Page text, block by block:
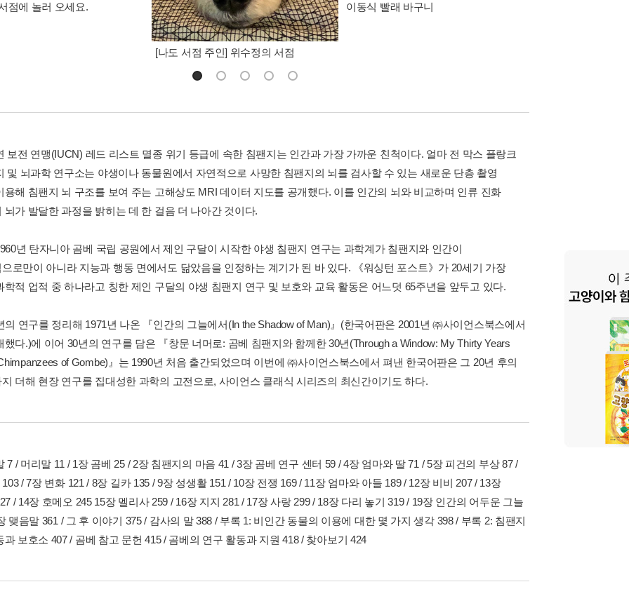
점에 놀러 오세요.
[나도 서점 주인] 위수정의 서점
이동식 빨래 바구니
보전 연맹(IUCN) 레드 리스트 멸종 위기 등급에 속한 침팬지는 인간과 가장 가까운 친척이다. 얼마 전 막스 플랑크
및 뇌과학 연구소는 야생이나 동물원에서 자연적으로 사망한 침팬지의 뇌를 검사할 수 있는 새로운 단층 촬영
용해 침팬지 뇌 구조를 보여 주는 고해상도 MRI 데이터 지도를 공개했다. 이를 인간의 뇌와 비교하며 인류 진화
뇌가 발달한 과정을 밝히는 데 한 걸음 더 나아간 것이다.
년 탄자니아 곰베 국립 공원에서 제인 구달이 시작한 야생 침팬지 연구는 과학계가 침팬지와 인간이
로만이 아니라 지능과 행동 면에서도 닮았음을 인정하는 계기가 된 바 있다. 《워싱턴 포스트》가 20세기 가장
학적 업적 중 하나라고 칭한 제인 구달의 야생 침팬지 연구 및 보호와 교육 활동은 어느덧 65주년을 앞두고 있다.
의 연구를 정리해 1971년 나온 『인간의 그늘에서(In the Shadow of Man)』(한국어판은 2001년 ㈜사이언스북스에서
했다.)에 이어 30년의 연구를 담은 『창문 너머로: 곰베 침팬지와 함께한 30년(Through a Window: My Thirty Years
of Gombe)』는 1990년 처음 출간되었으며 이번에 ㈜사이언스북스에서 펴낸 한국어판은 그 20년 후의
더해 현장 연구를 집대성한 과학의 고전으로, 사이언스 클래식 시리즈의 최신간이기도 하다.
7 / 머리말 11 / 1장 곰베 25 / 2장 침팬지의 마음 41 / 3장 곰베 연구 센터 59 / 4장 엄마와 딸 71 / 5장 피건의 부상 87 /
/ 7장 변화 121 / 8장 길카 135 / 9장 성생활 151 / 10장 전쟁 169 / 11장 엄마와 아들 189 / 12장 비비 207 / 13장
/ 14장 호메오 245 15장 멜리사 259 / 16장 지지 281 / 17장 사랑 299 / 18장 다리 놓기 319 / 19장 인간의 어두운 그늘
맺음말 361 / 그 후 이야기 375 / 감사의 말 388 / 부록 1: 비인간 동물의 이용에 대한 몇 가지 생각 398 / 부록 2: 침팬지
과 보호소 407 / 곰베 참고 문헌 415 / 곰베의 연구 활동과 지원 418 / 찾아보기 424